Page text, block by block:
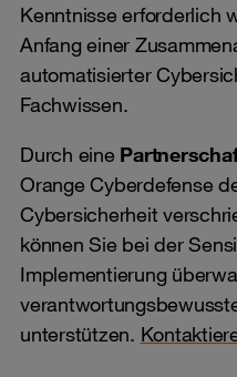
Kenntnisse erforderlich
Anfang einer
automatisierter
Fachwissen.
Durch eine
Orange Cyberdefense
Cybersicherheit
können Sie bei der
Implementierung
unterstützen.